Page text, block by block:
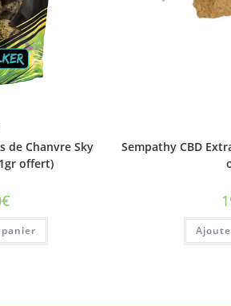
de Chanvre Sky
offert)
€
Sempathy CBD